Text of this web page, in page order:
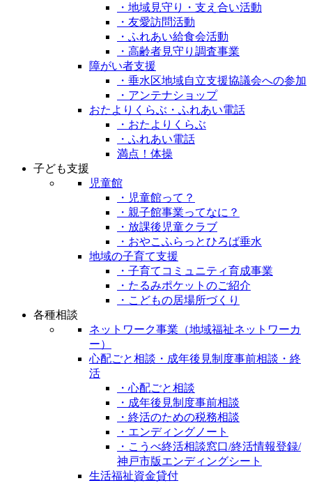
・地域見守り・支え合い活動
・友愛訪問活動
・ふれあい給食会活動
・高齢者見守り調査事業
障がい者支援
・垂水区地域自立支援協議会への参加
・アンテナショップ
おたよりくらぶ・ふれあい電話
・おたよりくらぶ
・ふれあい電話
満点！体操
子ども支援
児童館
・児童館って？
・親子館事業ってなに？
・放課後児童クラブ
・おやこふらっとひろば垂水
地域の子育て支援
・子育てコミュニティ育成事業
・たるみポケットのご紹介
・こどもの居場所づくり
各種相談
ネットワーク事業（地域福祉ネットワーカ
ー）
心配ごと相談・成年後見制度事前相談・終
活
・心配ごと相談
・成年後見制度事前相談
・終活のための税務相談
・エンディングノート
・こうべ終活相談窓口/終活情報登録/
神戸市版エンディングシート
生活福祉資金貸付